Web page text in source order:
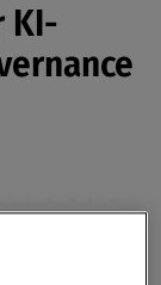
KI-
nach Art. 4